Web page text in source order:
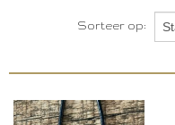
Sorteer op: